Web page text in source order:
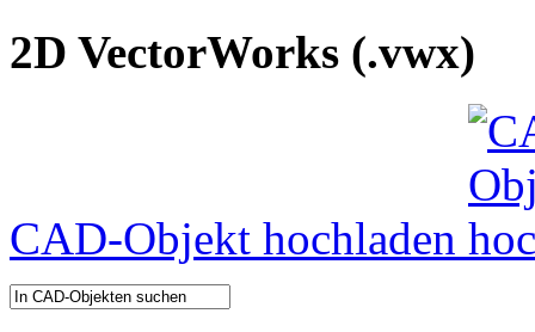
2D VectorWorks (.vwx)
CAD-Objekt hochladen